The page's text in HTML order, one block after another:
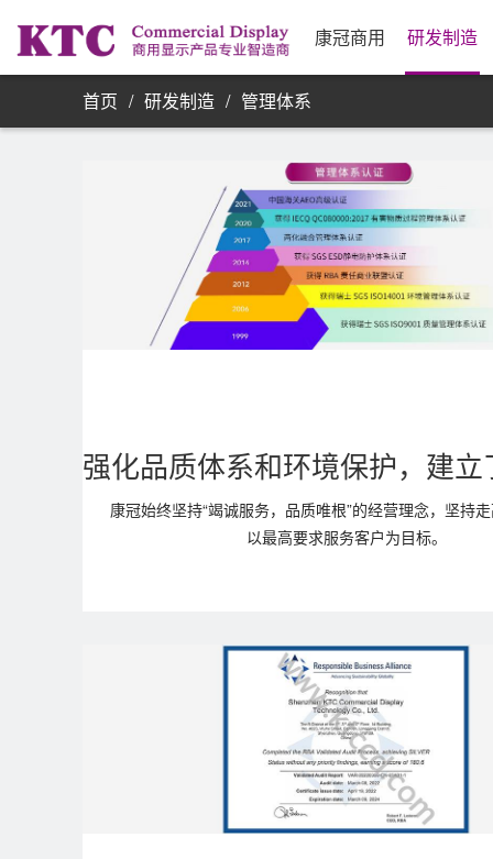
康冠商用 研发制造
首页 / 研发制造 / 管理体系
康冠始终坚持“竭诚服务，品质唯根”的经营理念，坚持
以最高要求服务客户为目标。